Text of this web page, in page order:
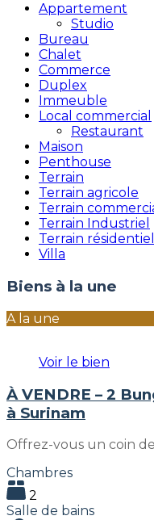
Appartement
Studio
Bureau
Chalet
Commerce
Duplex
Immeuble
Local commercial
Restaurant
Maison
Penthouse
Terrain
Terrain agricole
Terrain
Terrain Industriel
Terrain résidentiel
Villa
Biens à la une
A la une
Voir le bien
À VENDRE – 2
à Surinam
Offrez-vous un coin
Chambres
2
Salle de bains